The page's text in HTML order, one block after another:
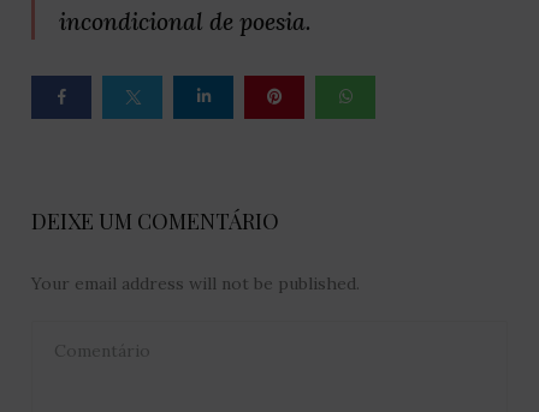
incondicional de poesia.
DEIXE UM COMENTÁRIO
Your email address will not be published.